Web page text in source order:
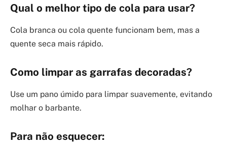
Qual o melhor tipo de cola para usar?
Cola branca ou cola quente funcionam bem, mas a
quente seca mais rápido.
Como limpar as garrafas decoradas?
Use um pano úmido para limpar suavemente, evitando
molhar o barbante.
Para não esquecer: